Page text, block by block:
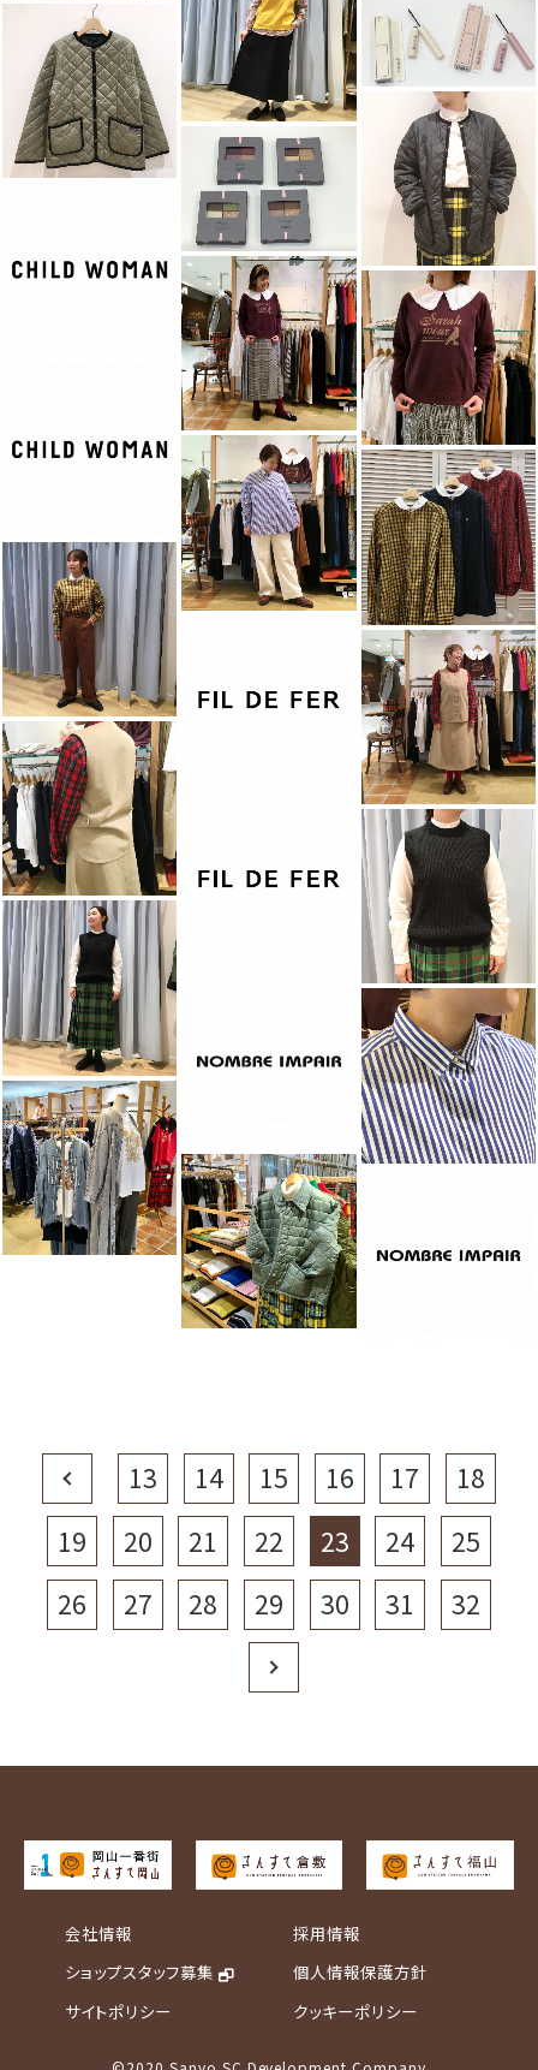
Prev 13 14 15 16 17
18
19
20 21 22 23 24
25
26
27 28 29 30 31
32
Next
会社情報
ショップスタッフ募集
サイトポリシー
採用情報
個人情報保護方針
クッキーポリシー